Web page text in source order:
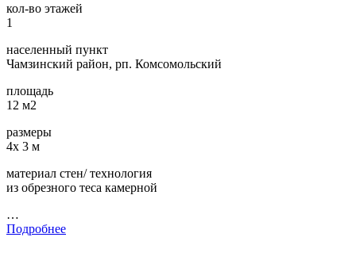
кол-во этажей
1
населенный пункт
Чамзинский район, рп. Комсомольский
площадь
12 м2
размеры
4х 3 м
материал стен/ технология
из обрезного теса камерной
…
Подробнее